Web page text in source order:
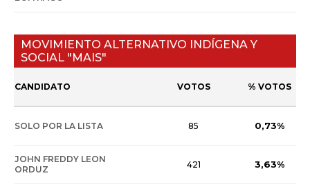
MOVIMIENTO ALTERNATIVO INDÍGENA Y
SOCIAL "MAIS"
CANDIDATO VOTOS % VOTOS
SOLO POR LA LISTA 85 0,73%
JOHN FREDDY LEON
ORDUZ
421 3,63%